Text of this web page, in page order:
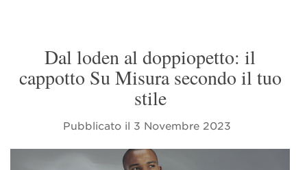
Dal loden al doppiopetto: il
cappotto Su Misura secondo il tuo
stile
Pubblicato il 3 Novembre 2023